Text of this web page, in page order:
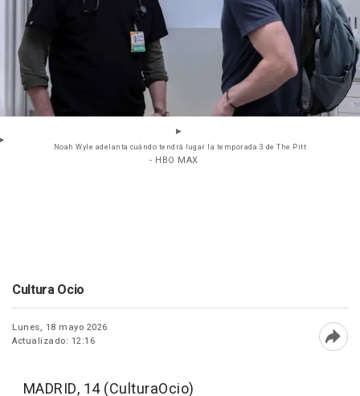
Noah Wyle adelanta cuándo tendrá lugar la temporada 3 de The Pitt
- HBO MAX
Cultura Ocio
Lunes, 18 mayo 2026
Actualizado: 12:16
MADRID, 14 (CulturaOcio)